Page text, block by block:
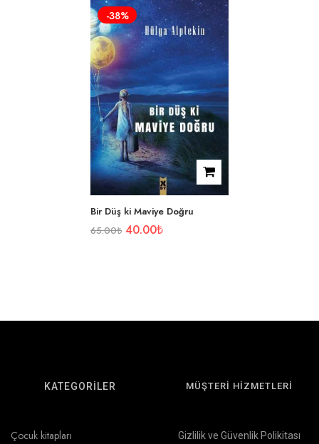
-38%
Bir Düş ki Maviye Doğru
65.00₺ 40.00₺
KATEGORİLER
Çocuk kitapları
MÜŞTERİ HİZMETLERİ
Gizlilik ve Güvenlik Polikitası